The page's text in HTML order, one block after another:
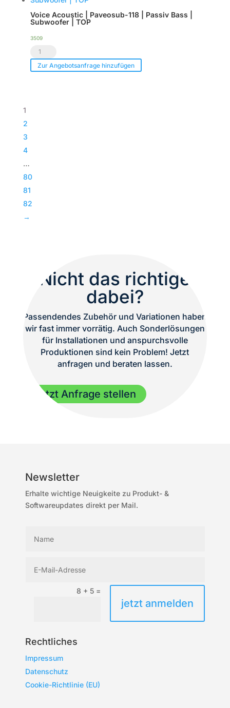
Menge
(8er
Set)
Voice Acoustic | Paveosub-118 | Passiv Bass |
Subwoofer | TOP
3509
Voice
Acoustic
Zur Angebotsanfrage hinzufügen
1
2
3
4
…
80
81
82
→
Nicht das richtige
dabei?
Passendendes Zubehör und Variationen haben
wir fast immer vorrätig. Auch Sonderlösungen
für Installationen und anspurchsvolle
Produktionen sind kein Problem! Jetzt
anfragen und beraten lassen.
Jetzt Anfrage stellen
Newsletter
Erhalte wichtige Neuigkeite zu Produkt- &
Softwareupdates direkt per Mail.
8 + 5=
jetzt anmelden
Rechtliches
Impressum
Datenschutz
Cookie-Richtlinie (EU)